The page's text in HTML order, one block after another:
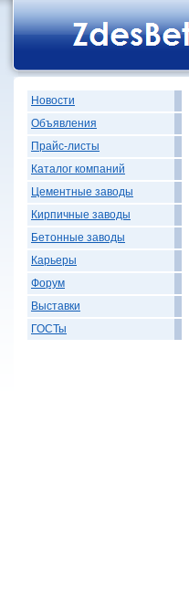
Новости
Объявления
Прайс-листы
Каталог компаний
Цементные заводы
Кирпичные заводы
Бетонные заводы
Карьеры
Форум
Выставки
ГОСТы